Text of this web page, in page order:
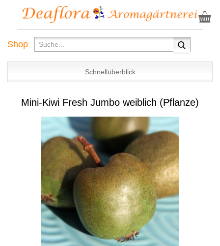
Shop
Schnellüberblick
Mini-Kiwi Fresh Jumbo weiblich (Pflanze)